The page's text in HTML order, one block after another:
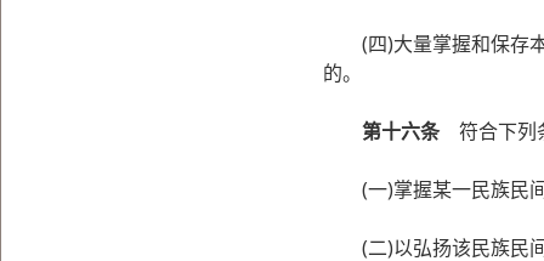
(四)大量掌握和保存本
的。
第十六条符合下列
(一)掌握某一民族民间
(二)以弘扬该民族民